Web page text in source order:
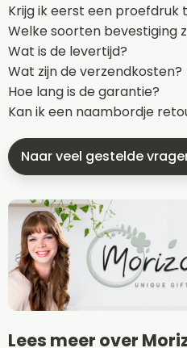
Krijg ik eerst een proefdruk
Welke soorten bevestiging
Wat is de levertijd?
Wat zijn de verzendkosten?
Hoe lang is de garantie?
Kan ik een naambordje
Naar veel gestelde
Lees meer over